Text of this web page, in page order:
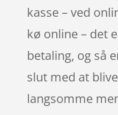
kasse – ved
kø online – det
betaling, og så
slut med at
langsomme